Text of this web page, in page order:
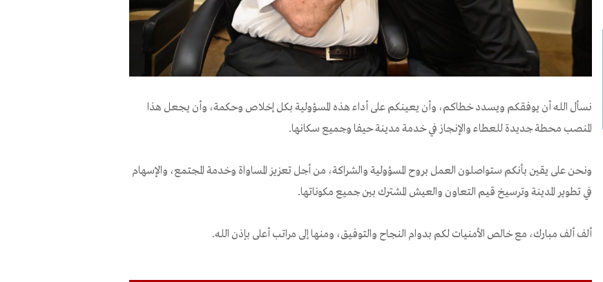
نسأل الله أن يوفقكم ويسدد خطاكم، وأن يعينكم على أداء هذه المسؤولية بكل إخلاص وحكمة، وأن يجعل هذا
المنصب محطة جديدة للعطاء والإنجاز في خدمة مدينة حيفا وجميع سكانها.
ونحن على يقين بأنكم ستواصلون العمل بروح المسؤولية والشراكة، من أجل تعزيز المساواة وخدمة المجتمع، والإسهام
في تطوير المدينة وترسيخ قيم التعاون والعيش المشترك بين جميع مكوناتها.
ألف ألف مبارك، مع خالص الأمنيات لكم بدوام النجاح والتوفيق، ومنها إلى مراتب أعلى بإذن الله.